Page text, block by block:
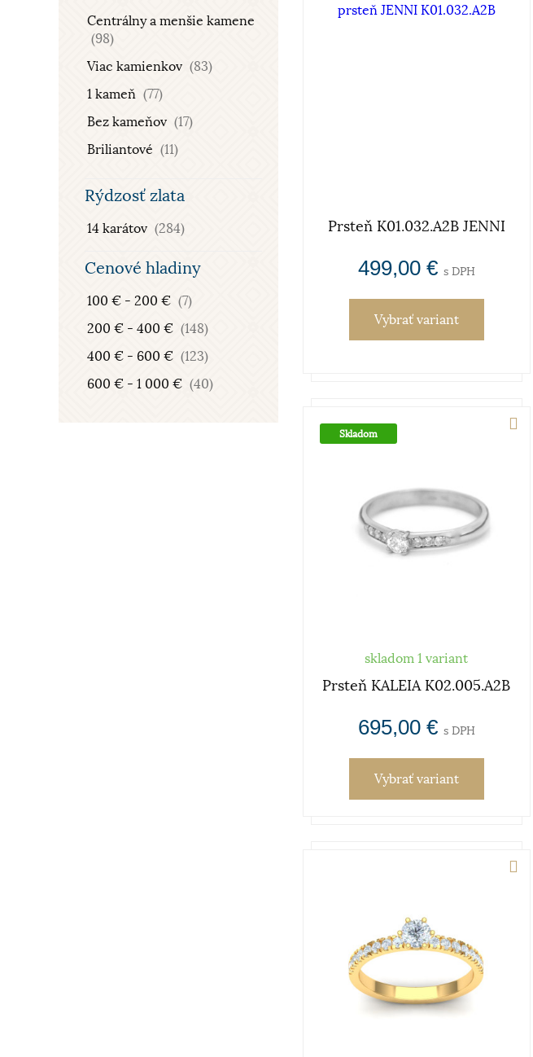
Centrálny a menšie kamene
(98)
Viac kamienkov (83)
1 kameň (77)
Bez kameňov (17)
Briliantové (11)
Rýdzosť zlata
14 karátov (284)
Cenové hladiny
100 € - 200 € (7)
200 € - 400 € (148)
400 € - 600 € (123)
600 € - 1 000 € (40)
Prsteň K01.032.A2B JENNI
499,00 € s DPH
Vybrať variant
Skladom
skladom 1 variant
Prsteň KALEIA K02.005.A2B
695,00 € s DPH
Vybrať variant